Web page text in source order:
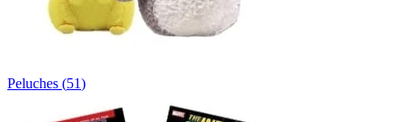
Peluches (51)